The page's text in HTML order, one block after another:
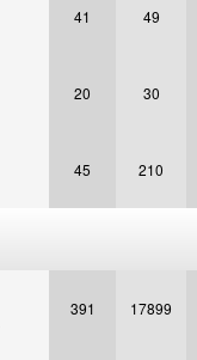
41 49
20 30
45 210
391 17899